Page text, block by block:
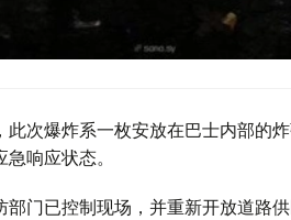
次爆炸系一枚安放在巴士内部的
响应状态。
门已控制现场，并重新开放道路供